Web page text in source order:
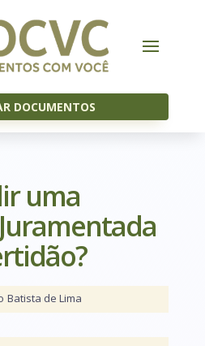
DOCUMENTOS
uma
Batista de Lima